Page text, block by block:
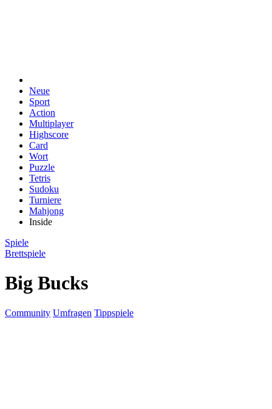
Neue
Sport
Action
Multiplayer
Highscore
Card
Wort
Puzzle
Tetris
Sudoku
Turniere
Mahjong
Inside
Spiele
Brettspiele
Big Bucks
Community Umfragen Tippspiele